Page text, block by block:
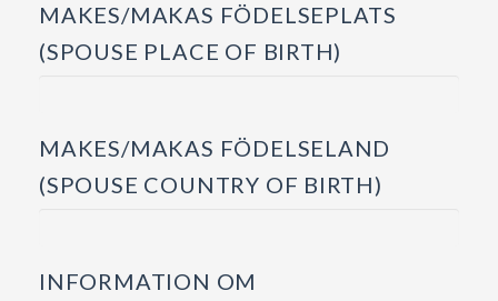
MAKES/MAKAS FÖDELSEPLATS
(SPOUSE PLACE OF BIRTH)
MAKES/MAKAS FÖDELSELAND
(SPOUSE COUNTRY OF BIRTH)
INFORMATION OM